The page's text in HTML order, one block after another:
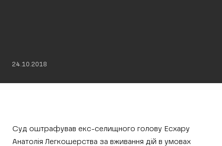
24.10.2018
Суд оштрафував екс-селищного голову Есхару
Анатолія Легкошерства за вживання дій в умовах